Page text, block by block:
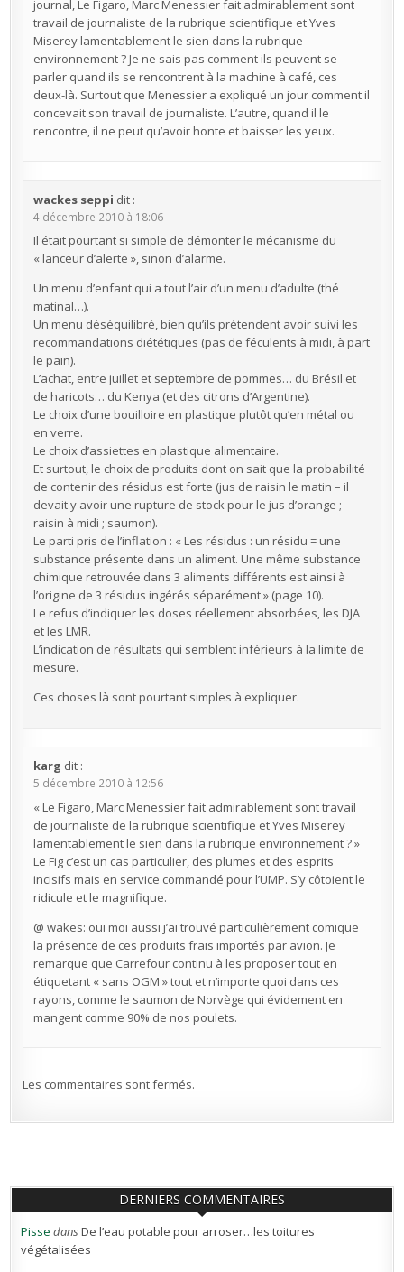
journal, Le Figaro, Marc Menessier fait admirablement sont
travail de journaliste de la rubrique scientifique et Yves
Miserey lamentablement le sien dans la rubrique
environnement ? Je ne sais pas comment ils peuvent se
parler quand ils se rencontrent à la machine à café, ces
deux-là. Surtout que Menessier a expliqué un jour comment il
concevait son travail de journaliste. L’autre, quand il le
rencontre, il ne peut qu’avoir honte et baisser les yeux.
wackes seppi dit :
4 décembre 2010 à 18:06
Il était pourtant si simple de démonter le mécanisme du
« lanceur d’alerte », sinon d’alarme.
Un menu d’enfant qui a tout l’air d’un menu d’adulte (thé
matinal…).
Un menu déséquilibré, bien qu’ils prétendent avoir suivi les
recommandations diététiques (pas de féculents à midi, à part
le pain).
L’achat, entre juillet et septembre de pommes… du Brésil et
de haricots… du Kenya (et des citrons d’Argentine).
Le choix d’une bouilloire en plastique plutôt qu’en métal ou
en verre.
Le choix d’assiettes en plastique alimentaire.
Et surtout, le choix de produits dont on sait que la probabilité
de contenir des résidus est forte (jus de raisin le matin – il
devait y avoir une rupture de stock pour le jus d’orange ;
raisin à midi ; saumon).
Le parti pris de l’inflation : « Les résidus : un résidu = une
substance présente dans un aliment. Une même substance
chimique retrouvée dans 3 aliments différents est ainsi à
l’origine de 3 résidus ingérés séparément » (page 10).
Le refus d’indiquer les doses réellement absorbées, les DJA
et les LMR.
L’indication de résultats qui semblent inférieurs à la limite de
mesure.
Ces choses là sont pourtant simples à expliquer.
karg dit :
5 décembre 2010 à 12:56
« Le Figaro, Marc Menessier fait admirablement sont travail
de journaliste de la rubrique scientifique et Yves Miserey
lamentablement le sien dans la rubrique environnement ? »
Le Fig c’est un cas particulier, des plumes et des esprits
incisifs mais en service commandé pour l’UMP. S’y côtoient le
ridicule et le magnifique.
@ wakes: oui moi aussi j’ai trouvé particulièrement comique
la présence de ces produits frais importés par avion. Je
remarque que Carrefour continu à les proposer tout en
étiquetant « sans OGM » tout et n’importe quoi dans ces
rayons, comme le saumon de Norvège qui évidement en
mangent comme 90% de nos poulets.
Les commentaires sont fermés.
DERNIERS COMMENTAIRES
Pisse dansDe l’eau potable pour arroser…les toitures
végétalisées